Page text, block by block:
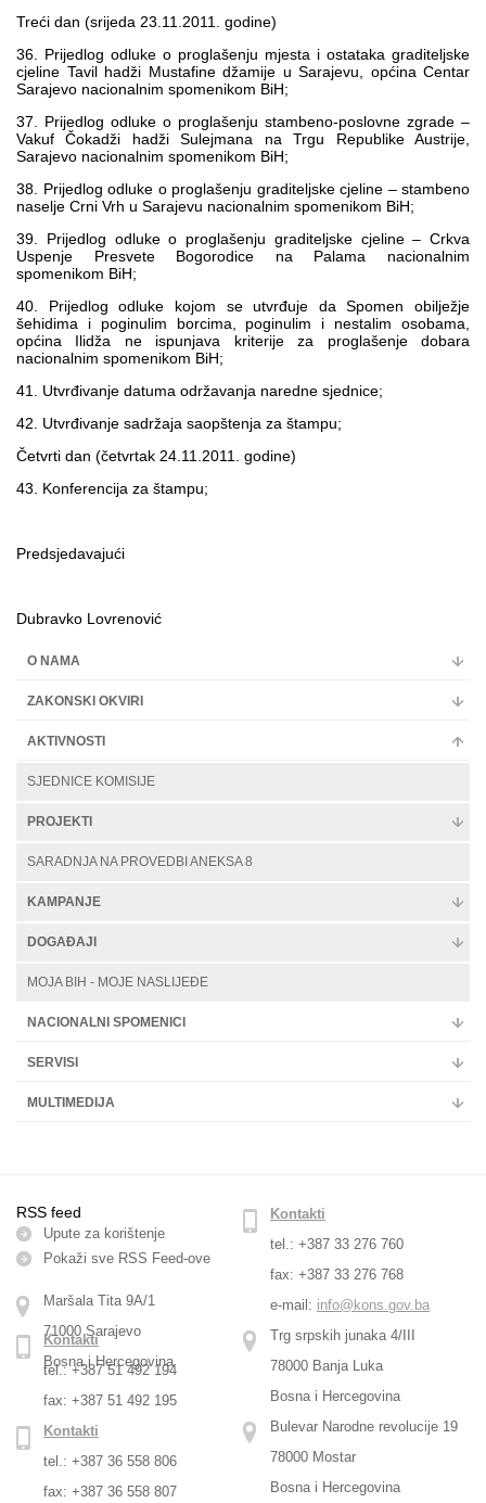
Treći dan (srijeda 23.11.2011. godine)
36. Prijedlog odluke o proglašenju mjesta i ostataka graditeljske
cjeline Tavil hadži Mustafine džamije u Sarajevu, općina Centar
Sarajevo nacionalnim spomenikom BiH;
37. Prijedlog odluke o proglašenju stambeno-poslovne zgrade –
Vakuf Čokadži hadži Sulejmana na Trgu Republike Austrije,
Sarajevo nacionalnim spomenikom BiH;
38. Prijedlog odluke o proglašenju graditeljske cjeline – stambeno
naselje Crni Vrh u Sarajevu nacionalnim spomenikom BiH;
39. Prijedlog odluke o proglašenju graditeljske cjeline – Crkva
Uspenje Presvete Bogorodice na Palama nacionalnim
spomenikom BiH;
40. Prijedlog odluke kojom se utvrđuje da Spomen obilježje
šehidima i poginulim borcima, poginulim i nestalim osobama,
općina Ilidža ne ispunjava kriterije za proglašenje dobara
nacionalnim spomenikom BiH;
41. Utvrđivanje datuma održavanja naredne sjednice;
42. Utvrđivanje sadržaja saopštenja za štampu;
Četvrti dan (četvrtak 24.11.2011. godine)
43. Konferencija za štampu;
Predsjedavajući
Dubravko Lovrenović
O NAMA
ZAKONSKI OKVIRI
AKTIVNOSTI
SJEDNICE KOMISIJE
PROJEKTI
SARADNJA NA PROVEDBI ANEKSA 8
KAMPANJE
DOGAĐAJI
MOJA BIH - MOJE NASLIJEĐE
NACIONALNI SPOMENICI
SERVISI
MULTIMEDIJA
RSS feed
Upute za korištenje
Pokaži sve RSS Feed-оve
Maršala Tita 9A/1
71000 Sarajevo
Bosna i Hercegovina
Kontakti
tel.: +387 33 276 760
fax: +387 33 276 768
e-mail: info@kons.gov.ba
Trg srpskih junaka 4/III
78000 Banja Luka
Bosna i Hercegovina
Kontakti
tel.: +387 51 492 194
fax: +387 51 492 195
Bulevar Narodne revolucije 19
78000 Mostar
Bosna i Hercegovina
Kontakti
tel.: +387 36 558 806
fax: +387 36 558 807